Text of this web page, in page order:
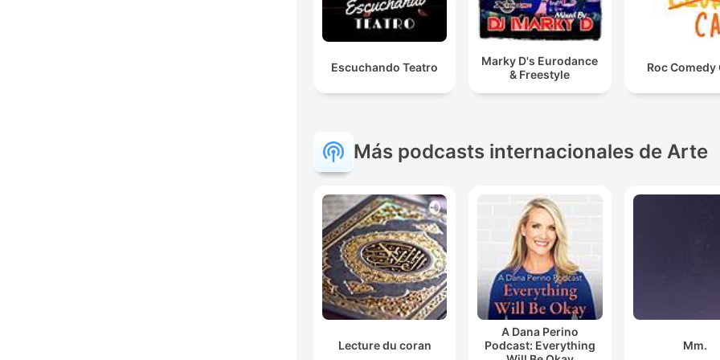
Escuchando Teatro
Marky D's Eurodance
& Freestyle
Roc Comedy
Más podcasts internacionales de Arte
Lecture du coran
A Dana Perino
Podcast: Everything
Mm.